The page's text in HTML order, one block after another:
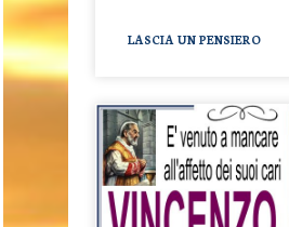
LASCIA UN PENSIERO